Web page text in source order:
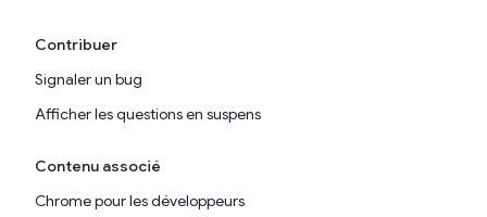
Contribuer
Signaler un bug
Afficher les questions en suspens
Contenu associé
Chrome pour les développeurs